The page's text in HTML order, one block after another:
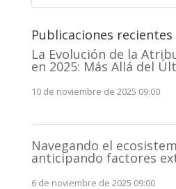
Publicaciones recientes
La Evolución de la
en 2025: Más Allá del
10 de noviembre de 2025 09:00
Navegando el
anticipando factores
6 de noviembre de 2025 09:00